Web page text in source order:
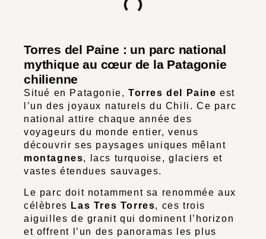
Torres del Paine : un parc national
mythique au cœur de la Patagonie
chilienne
Situé en Patagonie, Torres del Paine est
l’un des joyaux naturels du Chili. Ce parc
national attire chaque année des
voyageurs du monde entier, venus
découvrir ses paysages uniques mêlant
montagnes, lacs turquoise, glaciers et
vastes étendues sauvages.
Le parc doit notamment sa renommée aux
célèbres Las Tres Torres, ces trois
aiguilles de granit qui dominent l’horizon
et offrent l’un des panoramas les plus